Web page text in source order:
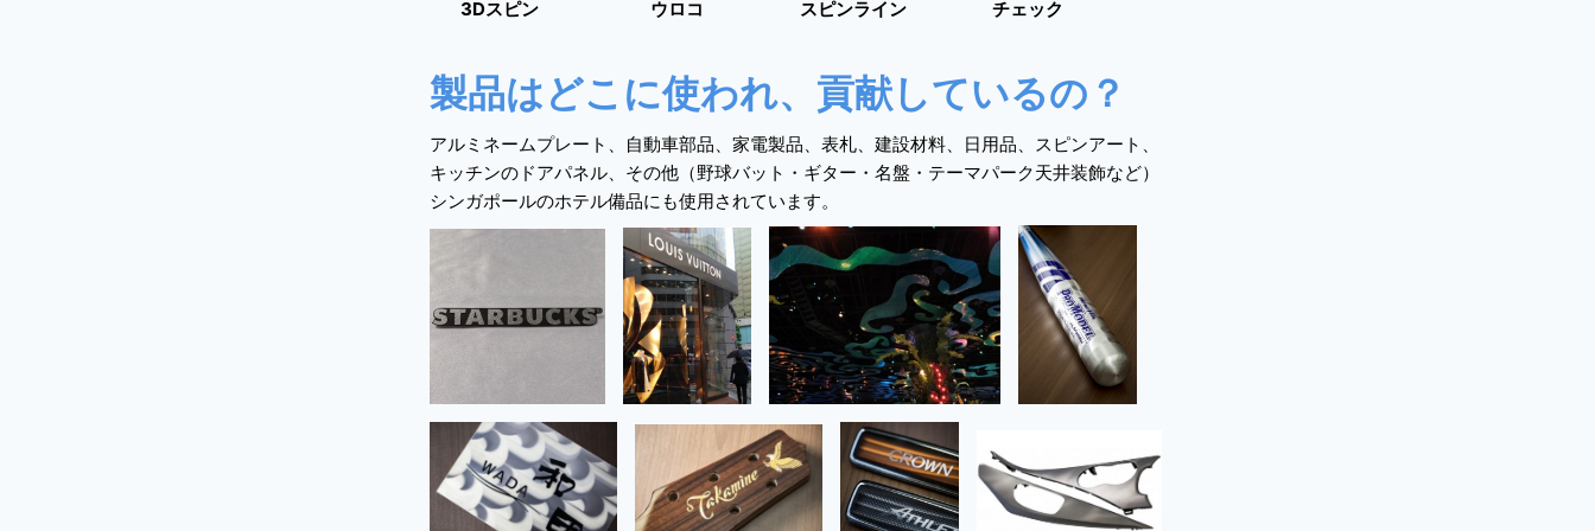
3Dスピン ウロコ　　　　　  スピンライン　　　　    チェック
製品はどこに使われ、貢献しているの？
アルミネームプレート、自動車部品、家電製品、表札、建設材料、日用品、スピンアート、
キッチンのドアパネル、その他（野球バット・ギター・名盤・テーマパーク天井装飾など）
シンガポールのホテル備品にも使用されています。